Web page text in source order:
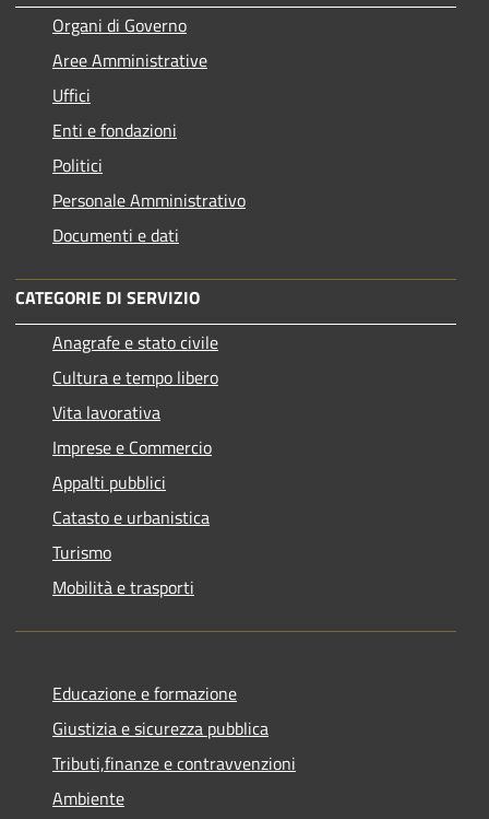
Organi di Governo
Aree Amministrative
Uffici
Enti e fondazioni
Politici
Personale Amministrativo
Documenti e dati
CATEGORIE DI SERVIZIO
Anagrafe e stato civile
Cultura e tempo libero
Vita lavorativa
Imprese e Commercio
Appalti pubblici
Catasto e urbanistica
Turismo
Mobilità e trasporti
Educazione e formazione
Giustizia e sicurezza pubblica
Tributi,finanze e contravvenzioni
Ambiente